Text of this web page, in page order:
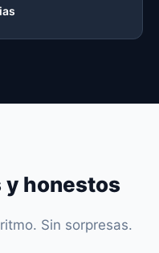
y honestos
Sin sorpresas.